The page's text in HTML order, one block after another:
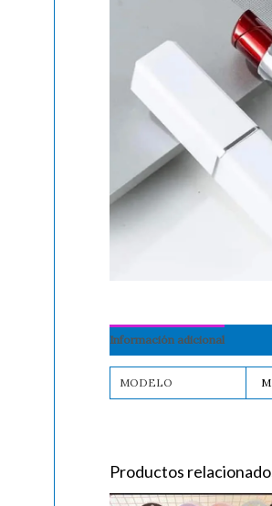
Información adicional
MODELO
Productos
PERFUMERO